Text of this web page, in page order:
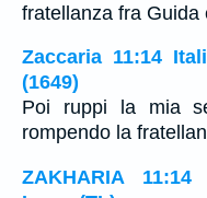
fratellanza fra Guida
Zaccaria 11:14
(1649)
Poi ruppi la mia
rompendo la
ZAKHARIA